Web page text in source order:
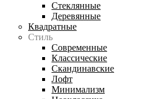
Стеклянные
Деревянные
Квадратные
Стиль
Современные
Классические
Скандинавские
Лофт
Минимализм